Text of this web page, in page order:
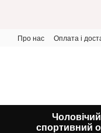
Про нас Оплата і
Чоловічий
спортивний